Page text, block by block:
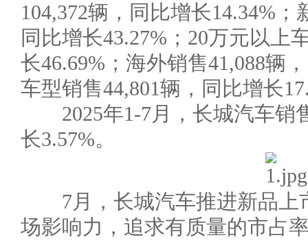
104,372辆，同比增长14.34%
同比增长43.27%；20万元以上
长46.69%；海外销售41,088辆
车型销售44,801辆，同比增长
2025年1-7月，长城汽车销
长3.57%。
7月，长城汽车推进新品上
场影响力，追求有质量的市占